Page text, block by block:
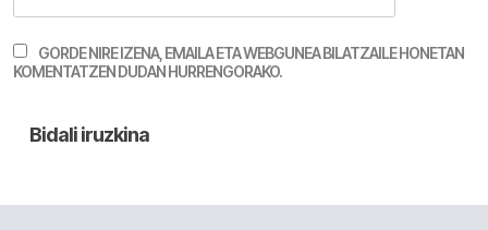
GORDE NIRE IZENA, EMAILA ETA WEBGUNEA BILATZAILE HONETAN
KOMENTATZEN DUDAN HURRENGORAKO.